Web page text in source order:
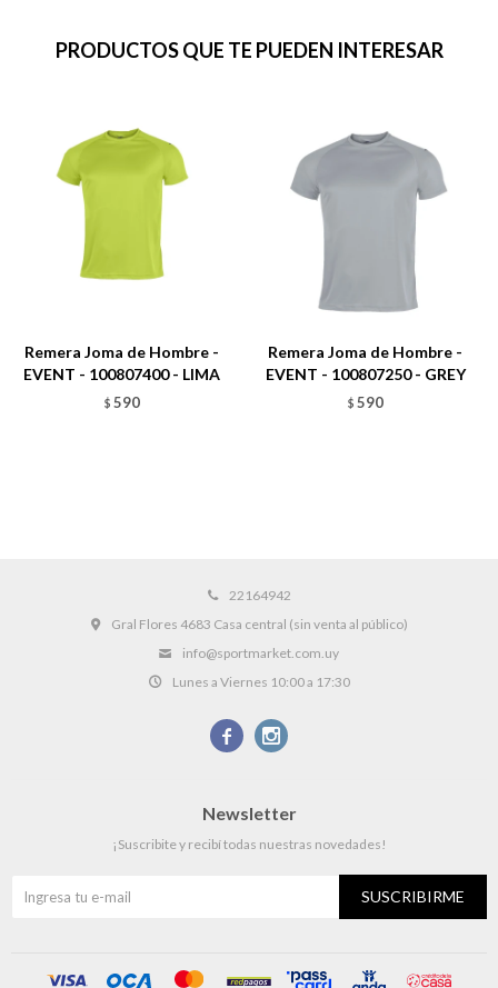
PRODUCTOS QUE TE PUEDEN INTERESAR
Remera Joma de Hombre -
EVENT - 100807400 - LIMA
$ 590
Remera Joma de Hombre -
EVENT - 100807250 - GREY
$ 590
22164942
Gral Flores 4683 Casa central (sin venta al público)
info@sportmarket.com.uy
Lunes a Viernes 10:00 a 17:30
 
Newsletter
¡Suscribite y recibí todas nuestras novedades!
SUSCRIBIRME